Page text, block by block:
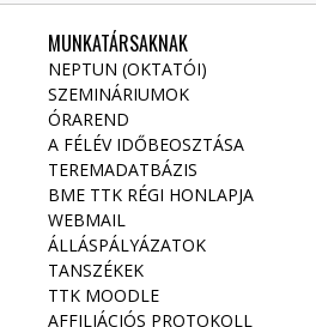
MUNKATÁRSAKNAK
NEPTUN (OKTATÓI)
SZEMINÁRIUMOK
ÓRAREND
A FÉLÉV IDŐBEOSZTÁSA
TEREMADATBÁZIS
BME TTK RÉGI HONLAPJA
WEBMAIL
ÁLLÁSPÁLYÁZATOK
TANSZÉKEK
TTK MOODLE
AFFILIÁCIÓS PROTOKOLL